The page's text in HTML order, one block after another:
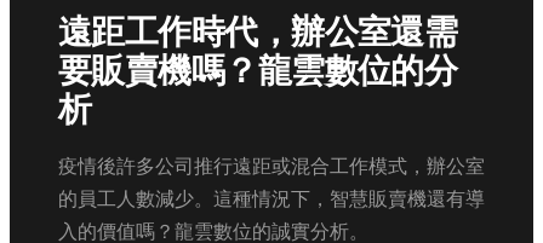
遠距工作時代，辦公室還需
要販賣機嗎？龍雲數位的分
析
疫情後許多公司推行遠距或混合工作模式，辦公室
的員工人數減少。這種情況下，智慧販賣機還有導
入的價值嗎？龍雲數位的誠實分析。